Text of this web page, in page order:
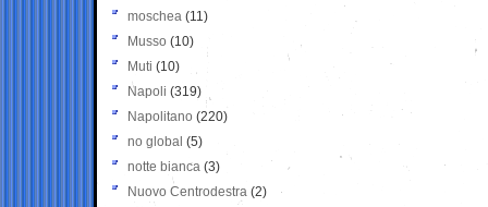
moschea (11)
Musso (10)
Muti (10)
Napoli (319)
Napolitano (220)
no global (5)
notte bianca (3)
Nuovo Centrodestra (2)